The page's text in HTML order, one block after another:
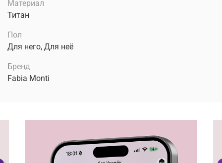
Материал
Титан
Пол
Для него, Для неё
Бренд
Fabia Monti